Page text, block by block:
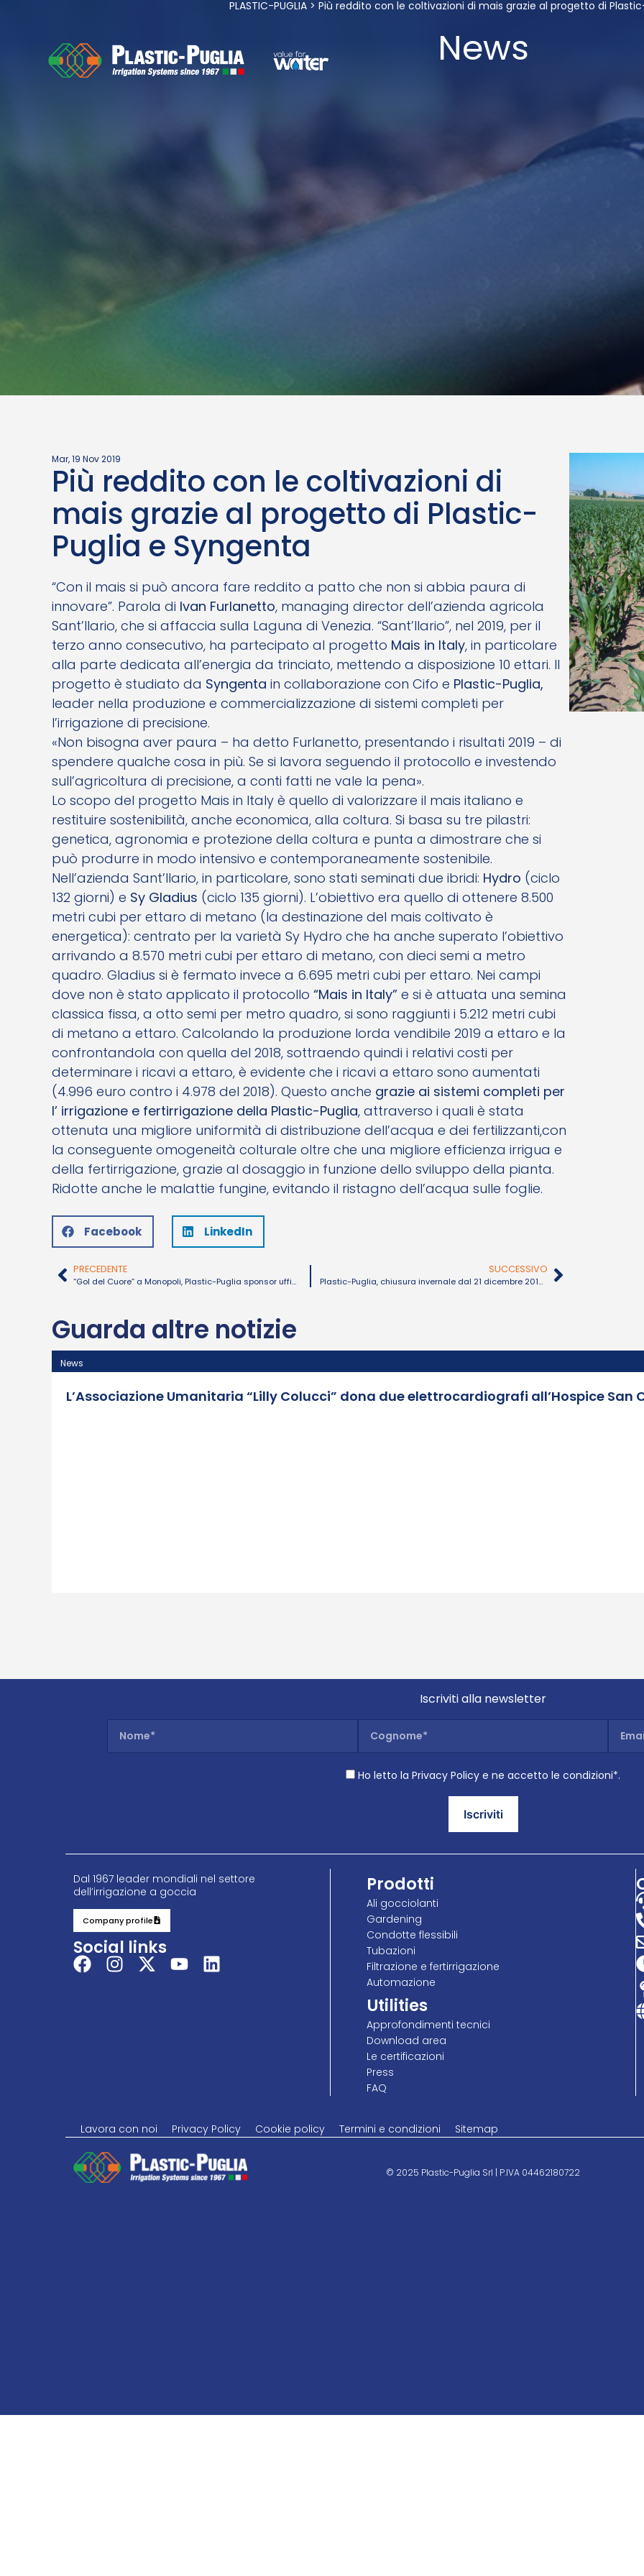
PLASTIC-PUGLIA> Più reddito con le coltivazioni di mais grazie al progetto di
News
Mar, 19 Nov 2019
Più reddito con le coltivazioni di
mais grazie al progetto di Plastic-
Puglia e Syngenta
“Con il mais si può ancora fare reddito a patto che non si abbia paura di
innovare”. Parola di Ivan Furlanetto, managing director dell’azienda agricola
Sant’Ilario, che si affaccia sulla Laguna di Venezia. “Sant’Ilario”, nel 2019, per il
terzo anno consecutivo, ha partecipato al progetto Mais in Italy, in particolare
alla parte dedicata all’energia da trinciato, mettendo a disposizione 10 ettari. Il
progetto è studiato da Syngenta in collaborazione con Cifo e Plastic-Puglia,
leader nella produzione e commercializzazione di sistemi completi per
l’irrigazione di precisione.
«Non bisogna aver paura – ha detto Furlanetto, presentando i risultati 2019 – di
spendere qualche cosa in più. Se si lavora seguendo il protocollo e investendo
sull’agricoltura di precisione, a conti fatti ne vale la pena».
Lo scopo del progetto Mais in Italy è quello di valorizzare il mais italiano e
restituire sostenibilità, anche economica, alla coltura. Si basa su tre pilastri:
genetica, agronomia e protezione della coltura e punta a dimostrare che si
può produrre in modo intensivo e contemporaneamente sostenibile.
Nell’azienda Sant’Ilario, in particolare, sono stati seminati due ibridi: Hydro (ciclo
132 giorni) e Sy Gladius (ciclo 135 giorni). L’obiettivo era quello di ottenere 8.500
metri cubi per ettaro di metano (la destinazione del mais coltivato è
energetica): centrato per la varietà Sy Hydro che ha anche superato l’obiettivo
arrivando a 8.570 metri cubi per ettaro di metano, con dieci semi a metro
quadro. Gladius si è fermato invece a 6.695 metri cubi per ettaro. Nei campi
dove non è stato applicato il protocollo “Mais in Italy” e si è attuata una semina
classica fissa, a otto semi per metro quadro, si sono raggiunti i 5.212 metri cubi
di metano a ettaro. Calcolando la produzione lorda vendibile 2019 a ettaro e la
confrontandola con quella del 2018, sottraendo quindi i relativi costi per
determinare i ricavi a ettaro, è evidente che i ricavi a ettaro sono aumentati
(4.996 euro contro i 4.978 del 2018). Questo anche grazie ai sistemi completi per
l’ irrigazione e fertirrigazione della Plastic-Puglia, attraverso i quali è stata
ottenuta una migliore uniformità di distribuzione dell’acqua e dei fertilizzanti,con
la conseguente omogeneità colturale oltre che una migliore efficienza irrigua e
della fertirrigazione, grazie al dosaggio in funzione dello sviluppo della pianta.
Ridotte anche le malattie fungine, evitando il ristagno dell’acqua sulle foglie.
Facebook LinkedIn
PRECEDENTE
“Gol del Cuore” a Monopoli, Plastic-Puglia sponsor ufficiale
SUCCESSIVO
Plastic-Puglia, chiusura invernale dal 21 dicembre 2019 al 6 gennaio 2020
Guarda altre notizie
News
L’Associazione Umanitaria “Lilly Colucci” dona due elettrocardiografi all’Hospice San
Iscriviti alla newsletter
Ho letto la Privacy Policy e ne accetto le condizioni*.
Dal 1967 leader mondiali nel settore
dell’irrigazione a goccia
Company profile
Social links
Prodotti
Ali gocciolanti
Gardening
Condotte flessibili
Tubazioni
Filtrazione e fertirrigazione
Automazione
Utilities
Approfondimenti tecnici
Download area
Le certificazioni
Press
FAQ
Lavora con noi Privacy Policy Cookie policy Termini e condizioni Sitemap
© 2025 Plastic-Puglia Srl | P.IVA 04462180722